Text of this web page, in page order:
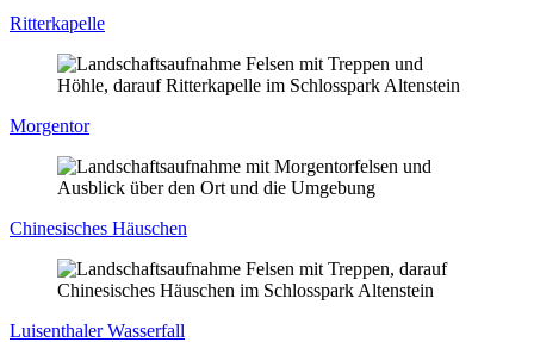
Ritterkapelle
Morgentor
Chinesisches Häuschen
Luisenthaler Wasserfall